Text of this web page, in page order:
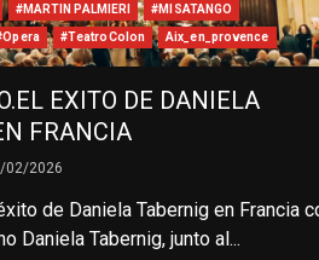
#MARTIN PALMIERI #MISATANGO
#TeatroColon Aix_en_provence
EXITO DE DANIELA
FRANCIA
02/2026
de Daniela Tabernig en Francia
Daniela Tabernig, junto al...